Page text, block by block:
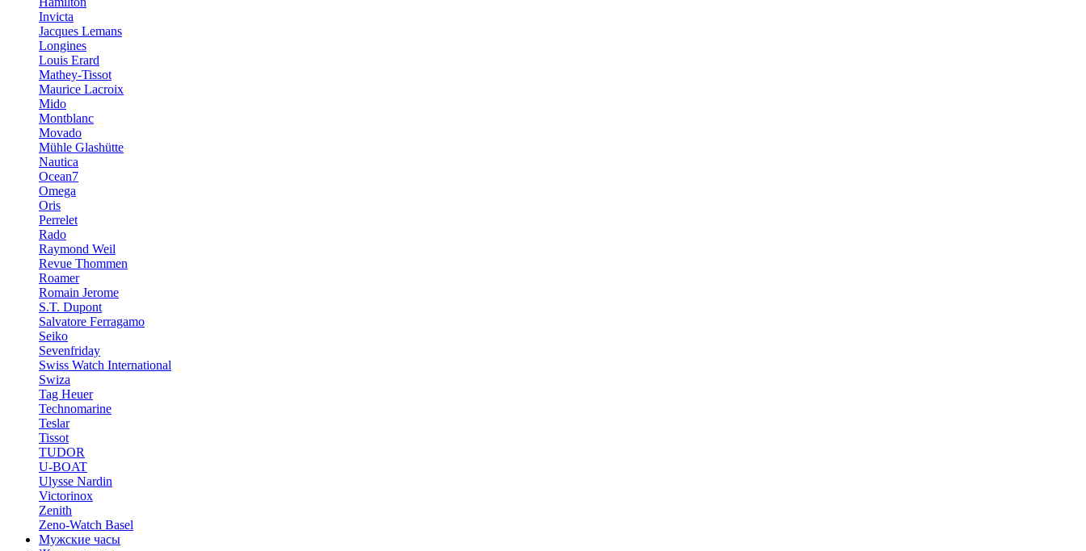
Invicta
Jacques Lemans
Longines
Louis Erard
Mathey-Tissot
Maurice Lacroix
Mido
Montblanc
Movado
Mühle Glashütte
Nautica
Ocean7
Omega
Oris
Perrelet
Rado
Raymond Weil
Revue Thommen
Roamer
Romain Jerome
S.T. Dupont
Salvatore Ferragamo
Seiko
Sevenfriday
Swiss Watch International
Swiza
Tag Heuer
Technomarine
Teslar
Tissot
TUDOR
U-BOAT
Ulysse Nardin
Victorinox
Zenith
Zeno-Watch Basel
Мужские часы